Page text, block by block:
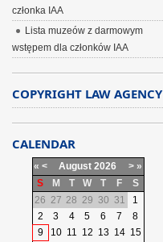
członka IAA
Lista muzeów z darmowym
wstępem dla członków IAA
COPYRIGHT LAW AGENCY
CALENDAR
« < August 2026 > »
S
M T W T F
S
26 27 28 29 30 31
1
2
3 4 5 6 7
8
9
10 11 12 13 14 15